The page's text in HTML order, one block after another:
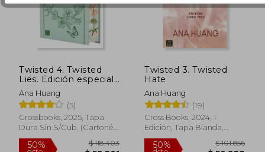
Twisted 4. Twisted
Lies. Edición especial
Cantos tintados
Ana Huang
(5)
Crossbooks, 2025, Tapa
Dura Sin S/cub. (cartoné),
Nuevo
Twisted 3. Twisted
Hate
Ana Huang
(19)
Cross Books, 2024, 1
Edición, Tapa Blanda,
Nuevo